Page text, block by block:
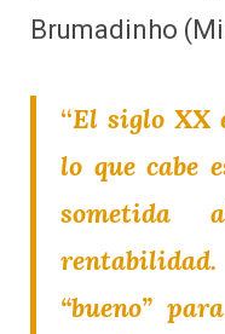
Brumadinho
“El siglo XX
lo que cabe
“bueno”